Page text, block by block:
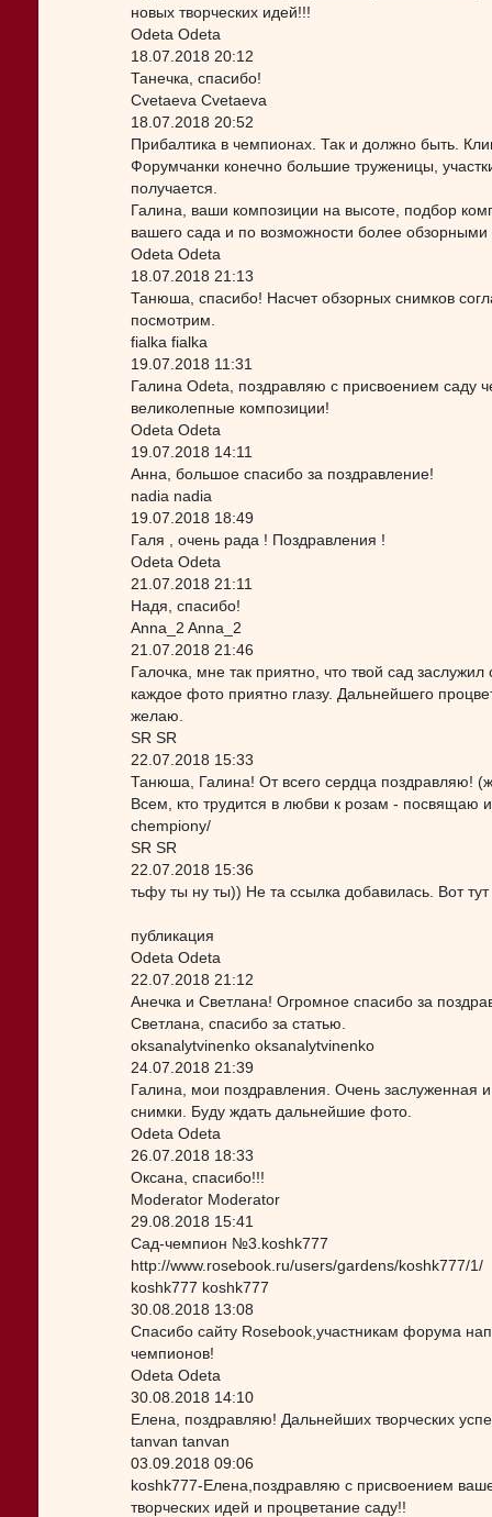
новых творческих идей!!!
Odeta Odeta
18.07.2018 20:12
Танечка, спасибо!
Cvetaeva Cvetaeva
18.07.2018 20:52
Прибалтика в чемпионах. Так и должно быть.
Форумчанки конечно большие труженицы,
получается.
Галина, ваши композиции на высоте, подбор
вашего сада и по возможности более
Odeta Odeta
18.07.2018 21:13
Танюша, спасибо! Насчет обзорных снимков
посмотрим.
fialka fialka
19.07.2018 11:31
Галина Odeta, поздравляю с присвоением саду
великолепные композиции!
Odeta Odeta
19.07.2018 14:11
Анна, большое спасибо за поздравление!
nadia nadia
19.07.2018 18:49
Галя , очень рада ! Поздравления !
Odeta Odeta
21.07.2018 21:11
Надя, спасибо!
Anna_2 Anna_2
21.07.2018 21:46
Галочка, мне так приятно, что твой сад
каждое фото приятно глазу. Дальнейшего
желаю.
SR SR
22.07.2018 15:33
Танюша, Галина! От всего сердца поздравляю!
Всем, кто трудится в любви к розам - посвящаю
chempiony/
SR SR
22.07.2018 15:36
тьфу ты ну ты)) Не та ссылка добавилась. Вот
публикация
Odeta Odeta
22.07.2018 21:12
Анечка и Светлана! Огромное спасибо за
Светлана, спасибо за статью.
oksanalytvinenko oksanalytvinenko
24.07.2018 21:39
Галина, мои поздравления. Очень заслуженная
снимки. Буду ждать дальнейшие фото.
Odeta Odeta
26.07.2018 18:33
Оксана, спасибо!!!
Moderator Moderator
29.08.2018 15:41
Сад-чемпион №3.koshk777
http://www.rosebook.ru/users/gardens/koshk777/1/
koshk777 koshk777
30.08.2018 13:08
Спасибо сайту Rosebook,участникам форума
чемпионов!
Odeta Odeta
30.08.2018 14:10
Елена, поздравляю! Дальнейших творческих
tanvan tanvan
03.09.2018 09:06
koshk777-Елена,поздравляю с присвоением
творческих идей и процветание саду!!